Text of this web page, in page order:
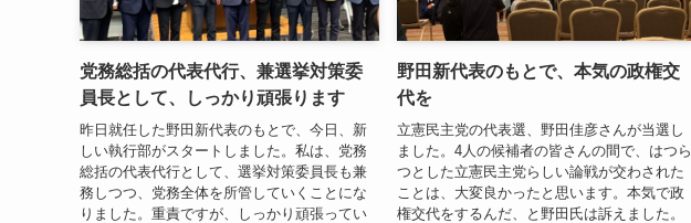
党務総括の代表代行、兼選挙対策委
員長として、しっかり頑張ります
昨日就任した野田新代表のもとで、今日、新
しい執行部がスタートしました。私は、党務
総括の代表代行として、選挙対策委員長も兼
務しつつ、党務全体を所管していくことにな
りました。重責ですが、しっかり頑張ってい
野田新代表のもとで、本気の政権交
代を
立憲民主党の代表選、野田佳彦さんが当選し
ました。4人の候補者の皆さんの間で、はつら
つとした立憲民主党らしい論戦が交わされた
ことは、大変良かったと思います。本気で政
権交代をするんだ、と野田氏は訴えました。